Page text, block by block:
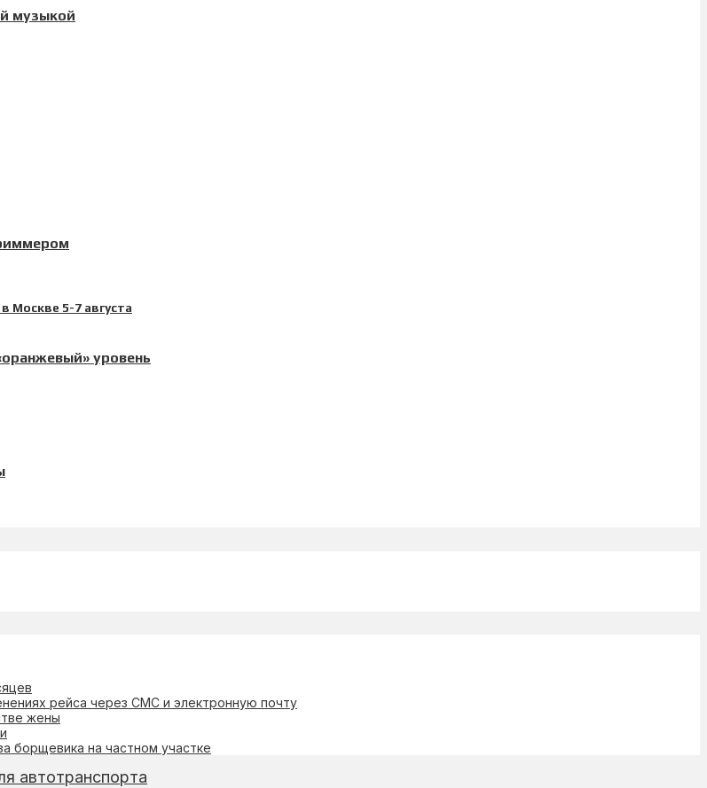
музыкой
уровень
рейса через СМС и электронную почту
жены
борщевика на частном участке
автотранспорта